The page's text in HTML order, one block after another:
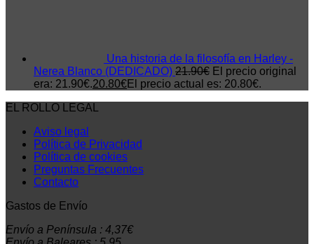
Una historia de la filosofía en Harley -
Nerea Blanco (DEDICADO) 21.90€ El precio original
era: 21.90€.20.80€El precio actual es: 20.80€.
EL ROLLO LEGAL
Aviso legal
Política de Privacidad
Política de cookies
Preguntas Frecuentes
Contacto
Gastos de Envío
Envío a Península : 4,37€